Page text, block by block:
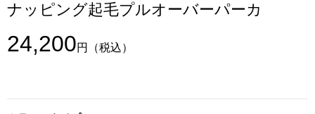
ナッピング起毛プルオーバーパーカ
24,200円 （税込）